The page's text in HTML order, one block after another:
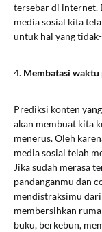
tersebar di internet.
media sosial kita
untuk hal yang
4. Membatasi waktu
Prediksi konten
akan membuat kita
menerus. Oleh
media sosial telah
Jika sudah merasa
pandanganmu dan
mendistraksimu
membersihkan
buku, berkebun,